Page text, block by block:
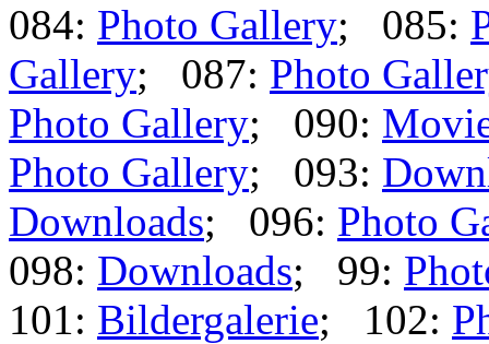
084: Photo Gallery; 085:
Gallery; 087: Photo
Photo Gallery; 090:
Photo Gallery; 093:
Downloads; 096: Photo
098: Downloads; 99:
101: Bildergalerie; 102: